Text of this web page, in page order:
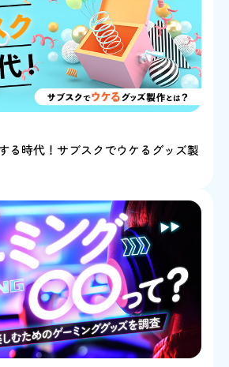
る時代！サブスクでウケるグッズ製